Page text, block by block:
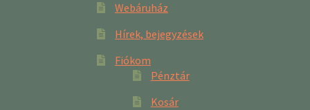
Webáruház
Hírek, bejegyzések
Fiókom
Pénztár
Kosár